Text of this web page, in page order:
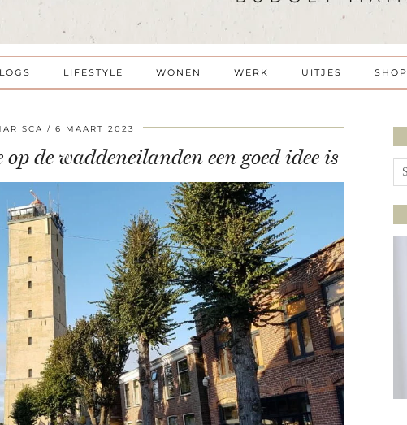
LIFESTYLE WONEN WERK UITJES SHOP
6 MAART 2023
de waddeneilanden een goed idee is